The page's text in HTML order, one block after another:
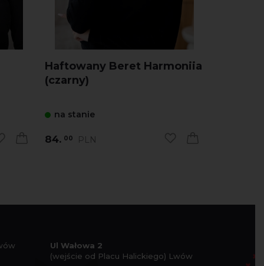
Haftowany Beret Harmoniia
(czarny)
na stanie
84. 00 PLN
Ul Wałowa 2
(wejście od Placu Halickiego) Lwów